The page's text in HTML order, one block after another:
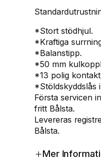
0
k
g
)
m
ä
n
g
d
*Stort stödhjul.
*Kraftiga
*Balanstipp.
*50 mm
*13 polig
*Stöldskyddslås
Första servicen
fritt Bålsta.
Levereras
Bålsta.
+Mer